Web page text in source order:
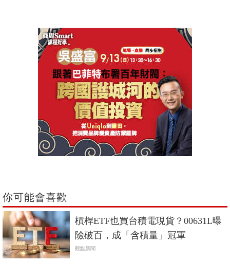
你可能會喜歡
槓桿ETF也買台積電現貨？00631L曝
險破百，成「含積量」冠軍
觀點新聞